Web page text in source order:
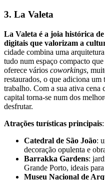
3. La Valeta
La Valeta é a joia histórica
digitais que valorizam a
cidade combina uma
tudo num espaço compacto
oferece vários coworkings,
restaurados, o que adiciona um
trabalho. Com a sua ativa cena
capital torna-se num dos
desfrutar.
Atrações turísticas principais:
Catedral de São João:
decoração opulenta e
Barrakka Gardens:
Grande Porto, ideais
Museu Nacional de